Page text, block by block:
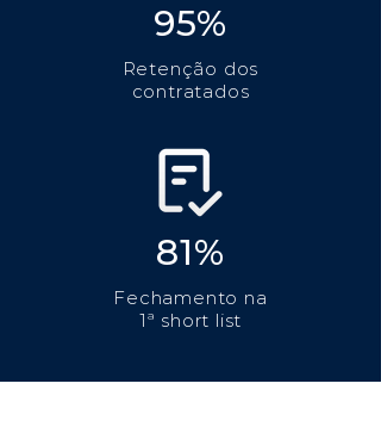
95%
Retenção dos
contratados
81%
Fechamento na
1ª short list